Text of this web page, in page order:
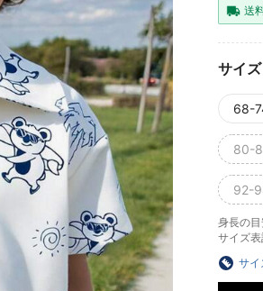
送
サイズ
68-
80-
92-
身長の
サイズ表
サイ